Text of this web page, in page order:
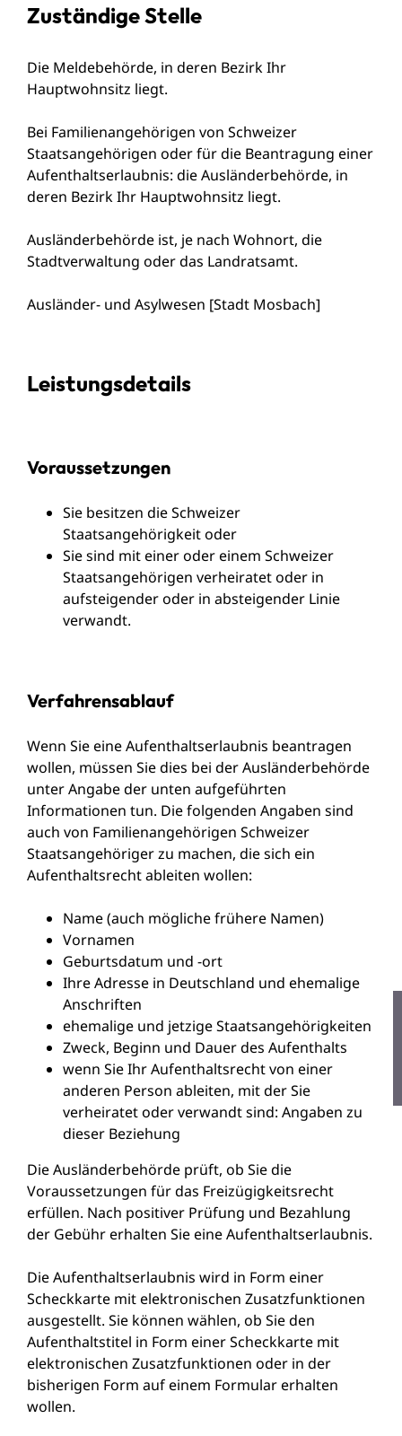
Zuständige Stelle
Die Meldebehörde, in deren Bezirk Ihr
Hauptwohnsitz liegt.
Bei Familienangehörigen von Schweizer
Staatsangehörigen oder für die Beantragung einer
Aufenthaltserlaubnis: die Ausländerbehörde, in
deren Bezirk Ihr Hauptwohnsitz liegt.
Ausländerbehörde ist, je nach Wohnort, die
Stadtverwaltung oder das Landratsamt.
Ausländer- und Asylwesen [Stadt Mosbach]
Leistungsdetails
Voraussetzungen
Sie besitzen die Schweizer
Staatsangehörigkeit oder
Sie sind mit einer oder einem Schweizer
Staatsangehörigen verheiratet oder in
aufsteigender oder in absteigender Linie
verwandt.
Verfahrensablauf
Wenn Sie eine Aufenthaltserlaubnis beantragen
wollen, müssen Sie dies bei der Ausländerbehörde
unter Angabe der unten aufgeführten
Informationen tun. Die folgenden Angaben sind
auch von Familienangehörigen Schweizer
Staatsangehöriger zu machen, die sich ein
Aufenthaltsrecht ableiten wollen:
Name (auch mögliche frühere Namen)
Vornamen
Geburtsdatum und -ort
Ihre Adresse in Deutschland und ehemalige
Anschriften
ehemalige und jetzige Staatsangehörigkeiten
Zweck, Beginn und Dauer des Aufenthalts
wenn Sie Ihr Aufenthaltsrecht von einer
anderen Person ableiten, mit der Sie
verheiratet oder verwandt sind: Angaben zu
dieser Beziehung
Die Ausländerbehörde prüft, ob Sie die
Voraussetzungen für das Freizügigkeitsrecht
erfüllen. Nach positiver Prüfung und Bezahlung
der Gebühr erhalten Sie eine Aufenthaltserlaubnis.
Die Aufenthaltserlaubnis wird in Form einer
Scheckkarte mit elektronischen Zusatzfunktionen
ausgestellt. Sie können wählen, ob Sie den
Aufenthaltstitel in Form einer Scheckkarte mit
elektronischen Zusatzfunktionen oder in der
bisherigen Form auf einem Formular erhalten
wollen.